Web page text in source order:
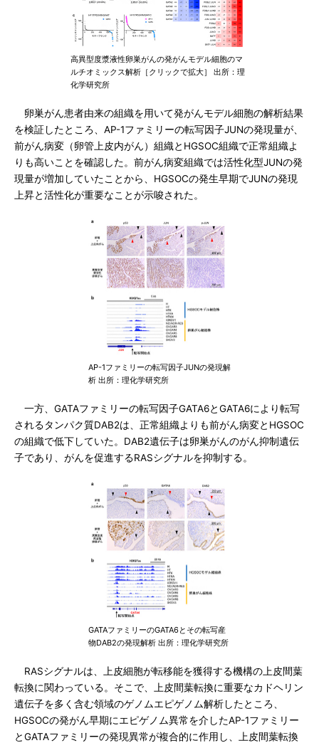
高異型度漿液性卵巣がんの発がんモデル細胞のマ
ルチオミックス解析［クリックで拡大］ 出所：理
化学研究所
卵巣がん患者由来の組織を用いて発がんモデル細胞の解析結果
を検証したところ、AP-1ファミリーの転写因子JUNの発現量が、
前がん病変（卵管上皮内がん）組織とHGSOC組織で正常組織よ
りも高いことを確認した。前がん病変組織では活性化型JUNの発
現量が増加していたことから、HGSOCの発生早期でJUNの発現
上昇と活性化が重要なことが示唆された。
AP-1ファミリーの転写因子JUNの発現解
析 出所：理化学研究所
一方、GATAファミリーの転写因子GATA6とGATA6により転写
されるタンパク質DAB2は、正常組織よりも前がん病変とHGSOC
の組織で低下していた。DAB2遺伝子は卵巣がんのがん抑制遺伝
子であり、がんを促進するRASシグナルを抑制する。
GATAファミリーのGATA6とその転写産
物DAB2の発現解析 出所：理化学研究所
RASシグナルは、上皮細胞が転移能を獲得する機構の上皮間葉
転換に関わっている。そこで、上皮間葉転換に重要なカドヘリン
遺伝子を多く含む領域のゲノムエピゲノム解析したところ、
HGSOCの発がん早期にエピゲノム異常を介したAP-1ファミリー
とGATAファミリーの発現異常が複合的に作用し、上皮間葉転換